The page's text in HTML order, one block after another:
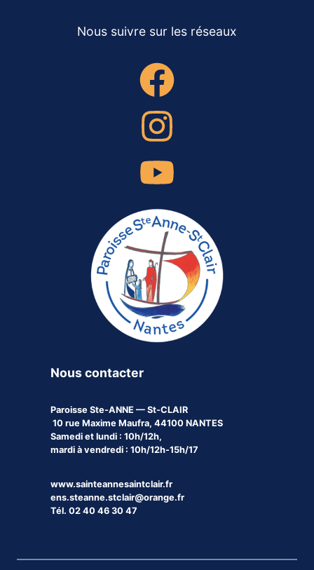
Nous suivre sur les réseaux
Nous contacter
Paroisse Ste-ANNE — St-CLAIR
10 rue Maxime Maufra, 44100 NANTES
Samedi et lundi : 10h/12h,
mardi à vendredi : 10h/12h-15h/17
www.sainteannesaintclair.fr
ens.steanne.stclair@orange.fr
Tél. 02 40 46 30 47